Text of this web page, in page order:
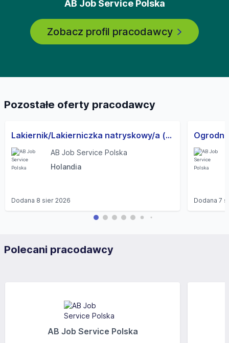
AB Job Service Polska
Zobacz profil pracodawcy
Pozostałe oferty pracodawcy
Lakiernik/Lakierniczka natryskowy/a (pojazdy ciężarowe i użytkowe) (M/K)
AB Job Service Polska
Holandia
Dodana 8 sier 2026 Dodana7
Polecani pracodawcy
AB Job Service Polska